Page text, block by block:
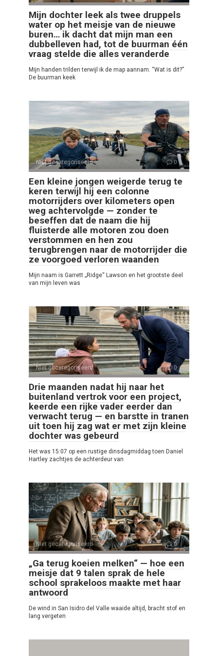
Mijn dochter leek als twee druppels
water op het meisje van de nieuwe
buren… ik dacht dat mijn man een
dubbelleven had, tot de buurman één
vraag stelde die alles veranderde
Mijn handen trilden terwijl ik de map aannam. “Wat is dit?”
De buurman keek
Niet gecategoriseerd 0
Een kleine jongen weigerde terug te
keren terwijl hij een colonne
motorrijders over kilometers open
weg achtervolgde — zonder te
beseffen dat de naam die hij
fluisterde alle motoren zou doen
verstommen en hen zou
terugbrengen naar de motorrijder die
ze voorgoed verloren waanden
Mijn naam is Garrett „Ridge“ Lawson en het grootste deel
van mijn leven was
Niet gecategoriseerd 0
Drie maanden nadat hij naar het
buitenland vertrok voor een project,
keerde een rijke vader eerder dan
verwacht terug — en barstte in tranen
uit toen hij zag wat er met zijn kleine
dochter was gebeurd
Het was 15:07 op een rustige dinsdagmiddag toen Daniel
Hartley zachtjes de achterdeur van
Niet gecategoriseerd 0
„Ga terug koeien melken“ — hoe een
meisje dat 9 talen sprak de hele
school sprakeloos maakte met haar
antwoord
De wind in San Isidro del Valle waaide altijd, bracht stof en
lang vergeten